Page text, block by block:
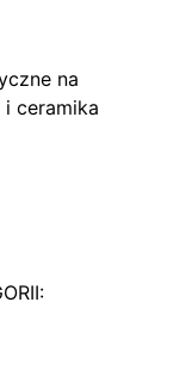
na
i ceramika